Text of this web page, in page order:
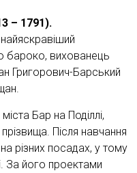
– 1791).
бароко, вихованець
Григорович-Барський
Бар на Поділлі,
Після навчання
різних посадах, у тому
За його проектами